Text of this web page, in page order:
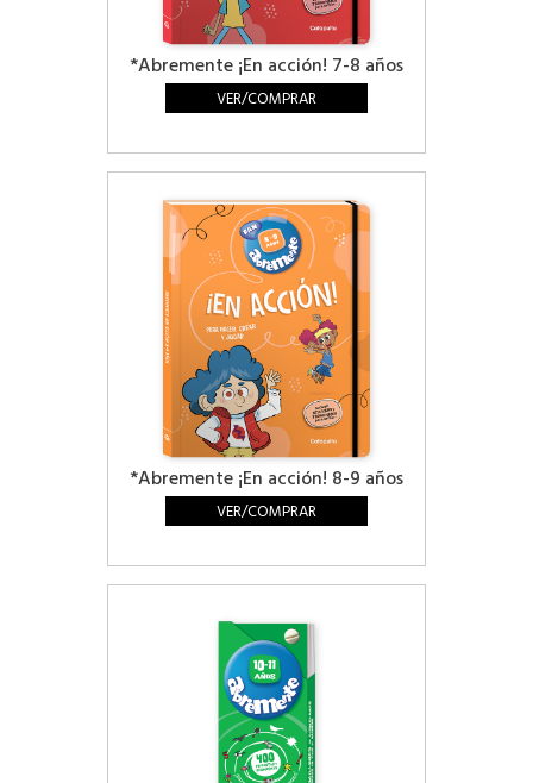
*Abremente ¡En acción! 7-8 años
VER/COMPRAR
*Abremente ¡En acción! 8-9 años
VER/COMPRAR